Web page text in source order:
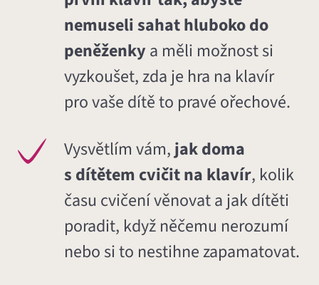
nemuseli sahat hluboko do
peněženky a měli možnost si
vyzkoušet, zda je hra na klavír
pro vaše dítě to pravé ořechové.
Vysvětlím vám, jak doma
s dítětem cvičit na klavír, kolik
času cvičení věnovat a jak dítěti
poradit, když něčemu nerozumí
nebo si to nestihne zapamatovat.